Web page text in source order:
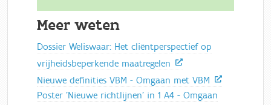
Meer weten
Dossier Weliswaar: Het cliëntperspectief op
vrijheidsbeperkende maatregelen
Nieuwe definities VBM - Omgaan met VBM
Poster 'Nieuwe richtlijnen' in 1 A4 - Omgaan